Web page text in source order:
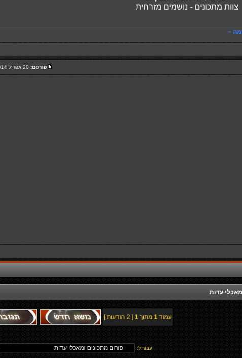
צוות מתכונים - נושמים מזרחית
פורסם:
עדות
עמוד 1 מתוך 1 [ 2 הודעות ]
עבור ל: